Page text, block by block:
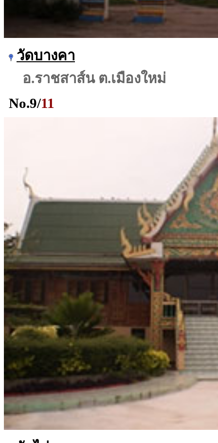
วัดบางคา
อ.ราชสาส์น ต.เมืองใหม่
No.9/11